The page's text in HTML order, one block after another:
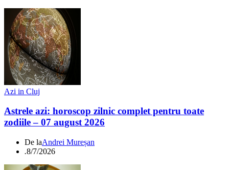
Azi in Cluj
Astrele azi: horoscop zilnic complet pentru toate
zodiile – 07 august 2026
De laAndrei Mureșan
.8/7/2026